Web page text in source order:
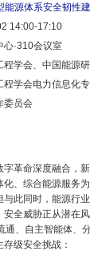
能源体系安全韧性
14:00-17:10
心·310会议室
程学会、中国能源
程学会电力信息化
委员会
字革命深度融合，
化、综合能源服务
与此同时，能源行
安全威胁正从潜在
通、自主智能体、
级安全挑战：